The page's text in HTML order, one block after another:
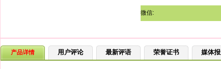
微信:
产品详情 用户评论 最新评语 荣誉证书 媒体